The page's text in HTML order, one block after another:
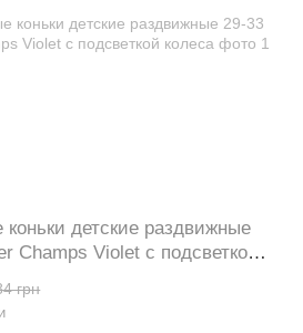
коньки детские раздвижные
Champs Violet с подсветкой
грн